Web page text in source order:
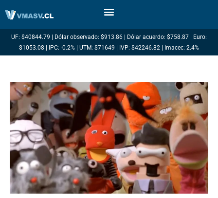
UF: $40844.79 | Dólar observado: $913.86 | Dólar acuerdo: $758.87 | Euro:
$1053.08 | IPC: -0.2% | UTM: $71649 | IVP: $42246.82 | Imacec: 2.4%